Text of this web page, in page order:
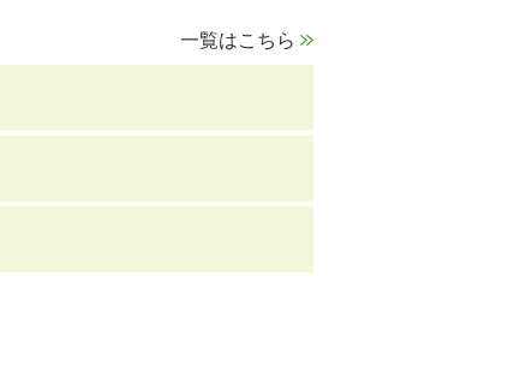
一覧はこちら